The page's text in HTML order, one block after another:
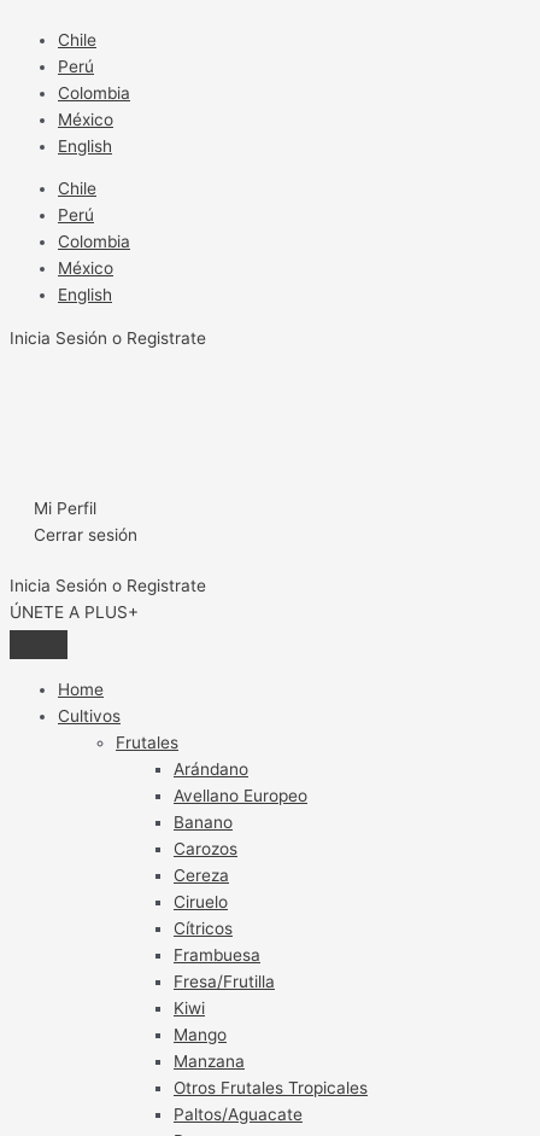
contenido
Chile
Perú
Colombia
México
English
Chile
Perú
Colombia
México
English
Inicia Sesión o Registrate
Mi Perfil
Cerrar sesión
Inicia Sesión o Registrate
ÚNETE A PLUS+
Home
Cultivos
Frutales
Arándano
Avellano Europeo
Banano
Carozos
Cereza
Ciruelo
Cítricos
Frambuesa
Fresa/Frutilla
Kiwi
Mango
Manzana
Otros Frutales Tropicales
Paltos/Aguacate